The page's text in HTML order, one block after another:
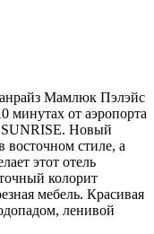
Мамлюк Пэлэйс
минутах от аэропорта
SUNRISE. Новый
стиле, а
этот отель
колорит
мебель. Красивая
ленивой